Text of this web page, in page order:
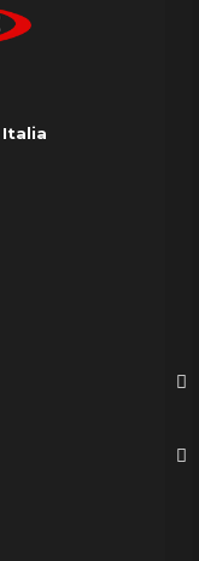
Italia